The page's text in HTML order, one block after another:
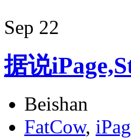
Sep 22
据说
Beishan
FatCow,